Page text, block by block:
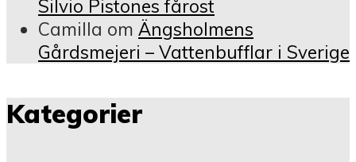
Silvio Pistones fårost
Camilla om Ängsholmens
Gårdsmejeri – Vattenbufflar i Sverige
Kategorier